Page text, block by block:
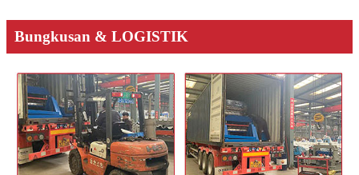
Bungkusan & LOGISTIK